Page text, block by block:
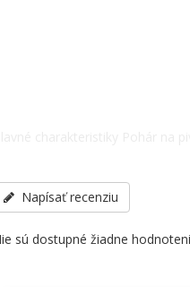
Napísať recenziu
sú dostupné žiadne